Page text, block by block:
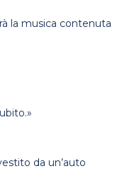
la musica contenuta
da un’auto